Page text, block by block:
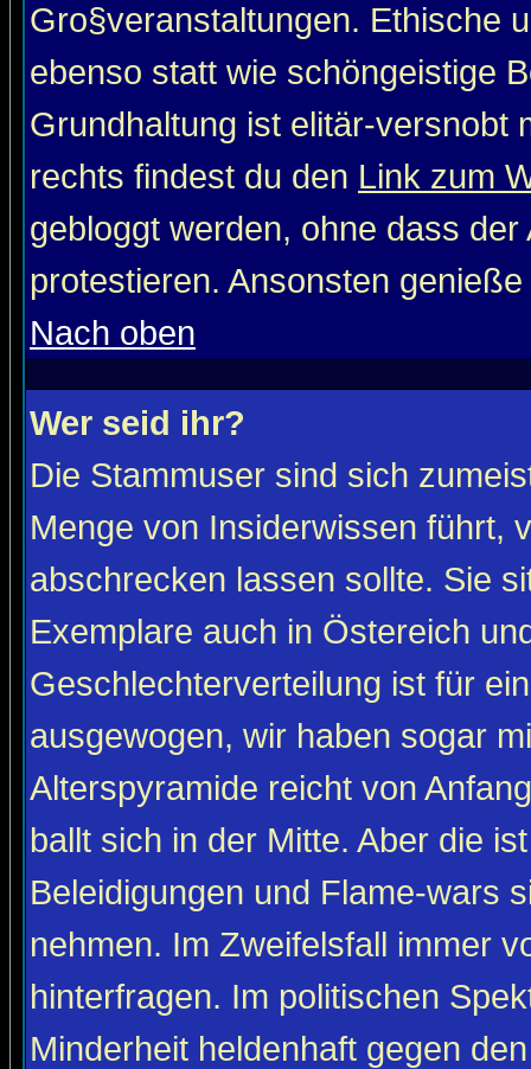
Gro§veranstaltungen. Ethische
ebenso statt wie schöngeistige
Grundhaltung ist elitär-versnobt
rechts findest du den Link zum
gebloggt werden, ohne dass
protestieren. Ansonsten
Nach oben
Wer seid ihr?
Die Stammuser sind sich
Menge von Insiderwissen führt,
abschrecken lassen sollte. Sie
Exemplare auch in Östereich
Geschlechterverteilung ist für
ausgewogen, wir haben sogar
Alterspyramide reicht von
ballt sich in der Mitte. Aber die
Beleidigungen und Flame-wars
nehmen. Im Zweifelsfall immer
hinterfragen. Im politischen
Minderheit heldenhaft gegen